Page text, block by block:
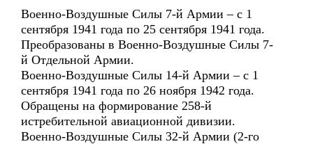
Военно-Воздушные Силы 7-й Армии – с 1
сентября 1941 года по 25 сентября 1941 года.
Преобразованы в Военно-Воздушные Силы 7-
й Отдельной Армии.
Военно-Воздушные Силы 14-й Армии – с 1
сентября 1941 года по 26 ноября 1942 года.
Обращены на формирование 258-й
истребительной авиационной дивизии.
Военно-Воздушные Силы 32-й Армии (2-го